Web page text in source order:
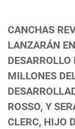
CANCHAS
LANZARÁN
MILLONES
ROSSO, Y
CLERC, HIJO